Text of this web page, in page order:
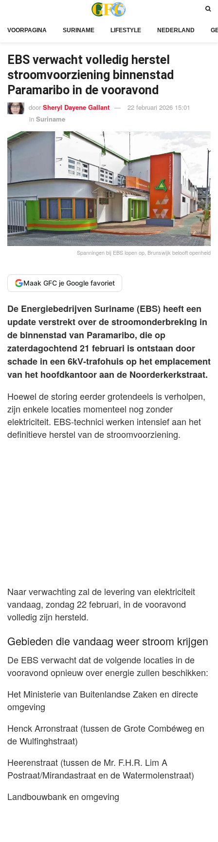
VOORPAGINA SURINAME LIFESTYLE NEDERLAND
EBS verwacht volledig herstel
stroomvoorziening binnenstad
Paramaribo in de vooravond
door Sheryl Dayene Gallant
22 februari 2026 15:01
in Suriname
Spanningen bij EBS lopen op, Brunswijk belooft openheid
Maak GFC je Google favoriet
De Energiebedrijven Suriname (EBS) heeft een
update verstrekt over de stroomonderbreking in
de binnenstad van Paramaribo, die op
zaterdagochtend 21 februari is ontstaan door
schade in een 6kV-trafohuis op het emplacement
van het hoofdkantoor aan de Noorderkerkstraat.
Hoewel de storing eerder grotendeels is verholpen,
zijn enkele locaties momenteel nog zonder
elektriciteit. EBS-technici werken intensief aan het
definitieve herstel van de stroomvoorziening.
Naar verwachting zal de levering van elektriciteit
vandaag, zondag 22 februari, in de vooravond
volledig zijn hersteld.
Gebieden die vandaag weer stroom krijgen
De EBS verwacht dat de volgende locaties in de
vooravond opnieuw over energie zullen beschikken:
Het Ministerie van Buitenlandse Zaken en directe
omgeving
Henck Arronstraat (tussen de Grote Combéweg en
de Wulfinghstraat)
Heerenstraat (tussen de Mr. F.H.R. Lim A
Postraat/Mirandastraat en de Watermolenstraat)
Landbouwbank en omgeving